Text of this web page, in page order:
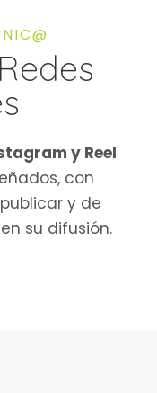
y Reel
con
y de
su difusión.